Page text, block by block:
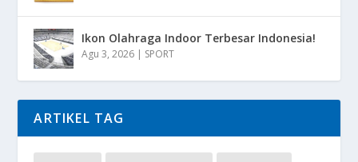
Ikon Olahraga Indoor Terbesar Indonesia!
Agu 3, 2026 | SPORT
ARTIKEL TAG